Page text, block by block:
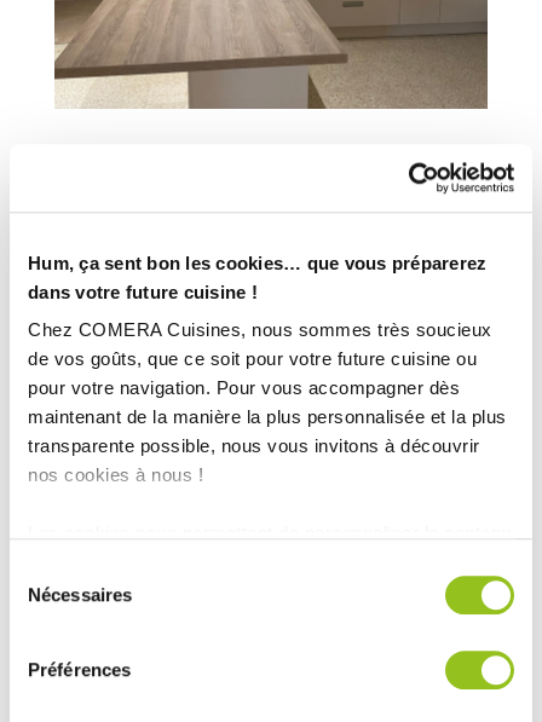
Hum, ça sent bon les cookies… que vous préparerez
dans votre future cuisine !
Chez COMERA Cuisines, nous sommes très soucieux
de vos goûts, que ce soit pour votre future cuisine ou
pour votre navigation. Pour vous accompagner dès
maintenant de la manière la plus personnalisée et la plus
transparente possible, nous vous invitons à découvrir
nos cookies à nous !
médias sociaux et d'analyser notre trafic. Nous
partageons également des informations sur l'utilisation de
notre site avec nos partenaires de médias sociaux, de
publicité et d'analyse, qui peuvent combiner celles-ci
Nécessaires
Préférences
TECHNIQUES :
Année :2020